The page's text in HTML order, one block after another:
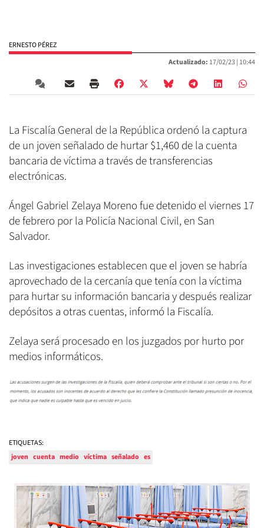
ERNESTO PÉREZ
Actualizado: 17/02/23 | 10:44
La Fiscalía General de la República ordenó la captura
de un joven señalado de hurtar $1,460 de la cuenta
bancaria de víctima a través de transferencias
electrónicas.
Ángel Gabriel Zelaya Moreno fue detenido el viernes 17
de febrero por la Policía Nacional Civil, en San
Salvador.
Las investigaciones establecen que el joven se habría
aprovechado de la cercanía que tenía con la víctima
para hurtar su información bancaria y después realizar
depósitos a otras cuentas, informó la Fiscalía.
Zelaya será procesado en los juzgados por hurto por
medios informáticos.
ETIQUETAS:
joven cuenta medio víctima señalado es